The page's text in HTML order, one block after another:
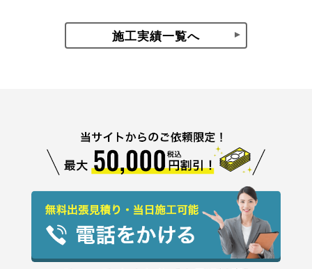
施工実績一覧へ